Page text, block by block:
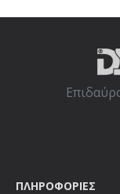
ΠΛΗΡΟΦΟΡΙΕΣ